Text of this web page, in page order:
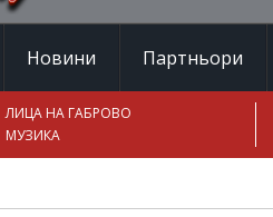
Новини Партньори
ЛИЦА НА ГАБРОВО
МУЗИКА